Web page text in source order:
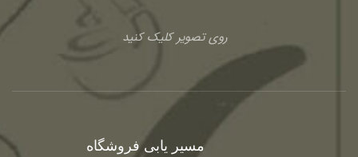
روی تصویر کلیک کنید
مسیر یابی فروشگاه